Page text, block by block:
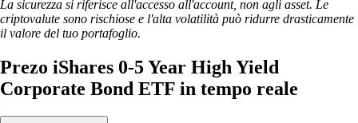
La sicurezza si riferisce all'accesso all'account, non agli asset. Le
criptovalute sono rischiose e l'alta volatilità può ridurre drasticamente
il valore del tuo portafoglio.
Prezo iShares 0-5 Year High Yield
Corporate Bond ETF in tempo reale